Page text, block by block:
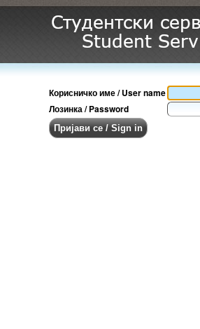
Корисничко име / User name
Лозинка / Password